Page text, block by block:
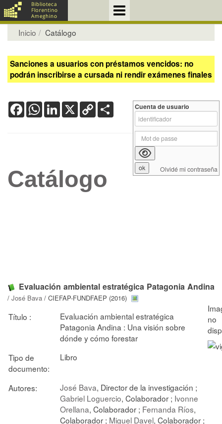
Inicio Catálogo
Sanciones a usuarios con préstamos vencidos: no
podrán inscribirse a cursada ni rendir exámenes finales
FacebookWhatsApp
LinkedIn
X Copy
Link
Catálogo
Evaluación ambiental estratégica Patagonia Andina
/ José Bava / CIEFAP-FUNDFAEP (2016)
Título :
Evaluación ambiental estratégica
Patagonia Andina : Una visión sobre
dónde y cómo forestar
Tipo de
documento:
Libro
Autores: José Bava, Director de la investigación ;
Gabriel Loguercio, Colaborador ; Ivonne
Orellana, Colaborador ; Fernanda Ríos,
Colaborador ; Miguel Davel, Colaborador ;
Cuenta de usuario
Olvidé mi contraseña